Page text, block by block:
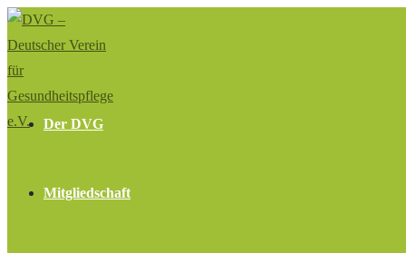
Zum
Inhalt
springen
Der DVG
Mitgliedschaft